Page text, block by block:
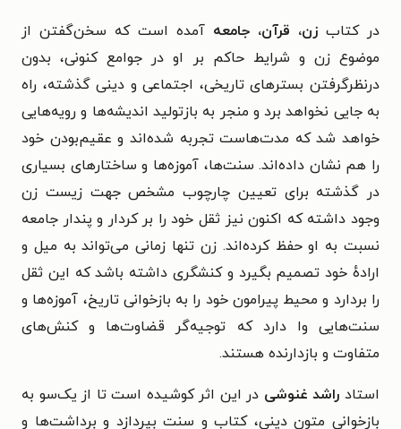
در کتاب زن، قرآن، جامعه آمده است که سخن‌گفتن از
موضوع زن و شرایط حاکم بر او در جوامع کنونی، بدون
درنظرگرفتن بسترهای تاریخی، اجتماعی و دینی گذشته، راه
به جایی نخواهد برد و منجر به بازتولید اندیشه‌ها و رویه‌هایی
خواهد شد که مدت‌هاست تجربه شده‌اند و عقیم‌بودن خود
را هم نشان داده‌اند. سنت‌ها، آموزه‌ها و ساختارهای بسیاری
در گذشته برای تعیین چارچوب مشخص جهت زیست زن
وجود داشته که اکنون نیز ثقل خود را بر کردار و پندار جامعه
نسبت به او حفظ کرده‌اند. زن تنها زمانی می‌تواند به میل و
ارادهٔ خود تصمیم بگیرد و کنشگری داشته باشد که این ثقل
را بردارد و محیط پیرامون خود را به بازخوانی تاریخ، آموزه‌ها و
سنت‌هایی وا دارد که توجیه‌گر قضاوت‌ها و کنش‌های
متفاوت و بازدارنده هستند.
استاد راشد غنوشی در این اثر کوشیده است تا از یک‌سو به
بازخوانی متون دینی، کتاب و سنت بپردازد و برداشت‌ها و